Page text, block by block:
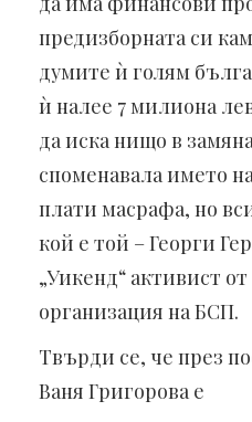
предизборната си
думите ѝ голям
ѝ налее 7 милиона
да иска нищо в
споменавала името
плати масрафа, но
кой е той – Георги
„Уикенд“ активист
организация на БСП.
Твърди се, че през
Ваня Григорова е